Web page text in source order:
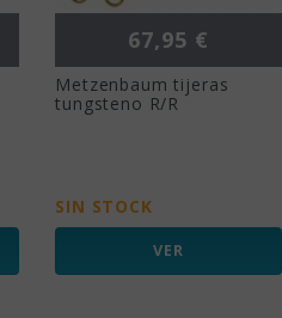
Precio
67,95 €
Metzenbaum tijeras
tungsteno R/R
SIN STOCK
VER